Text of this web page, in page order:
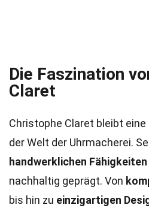
Die Faszination
Claret
Christophe Claret bleibt
der Welt der Uhrmacherei.
handwerklichen Fähigkeiten
nachhaltig geprägt. Von
bis hin zu einzigartigen